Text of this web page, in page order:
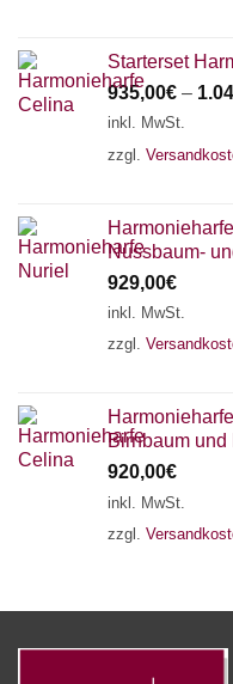
Starterset
935,00€ –
inkl. MwSt.
zzgl.
Nussbaum-
929,00€
inkl. MwSt.
zzgl.
Birnbaum und
920,00€
inkl. MwSt.
zzgl.